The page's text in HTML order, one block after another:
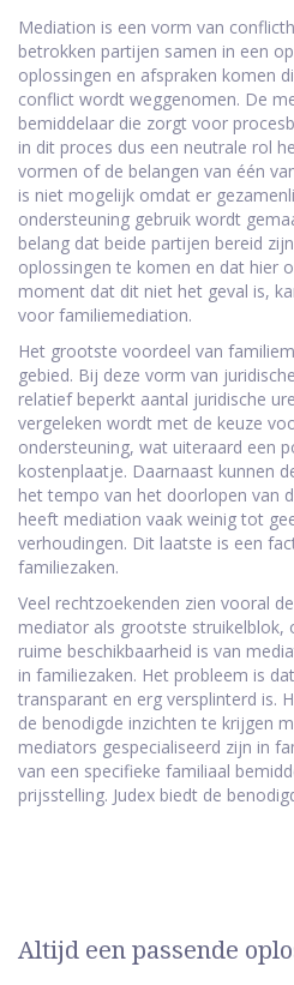
Mediation is een vorm van
betrokken partijen samen in een
oplossingen en afspraken komen
conflict wordt weggenomen. De
bemiddelaar die zorgt voor
in dit proces dus een neutrale rol
vormen of de belangen van één
is niet mogelijk omdat er
ondersteuning gebruik wordt
belang dat beide partijen bereid
oplossingen te komen en dat hier
moment dat dit niet het geval is,
voor familiemediation.
Het grootste voordeel van
gebied. Bij deze vorm van
relatief beperkt aantal juridische
vergeleken wordt met de keuze
ondersteuning, wat uiteraard een
kostenplaatje. Daarnaast kunnen
het tempo van het doorlopen van
heeft mediation vaak weinig tot
verhoudingen. Dit laatste is een
familiezaken.
Veel rechtzoekenden zien vooral
mediator als grootste struikelblok,
ruime beschikbaarheid is van
in familiezaken. Het probleem is
transparant en erg versplinterd is.
de benodigde inzichten te krijgen
mediators gespecialiseerd zijn in
van een specifieke familiaal
prijsstelling. Judex biedt de
Altijd een passende